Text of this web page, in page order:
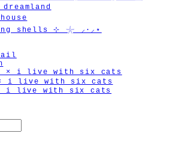
shells ⊹ 𓇼 ⸝·⸝⋆
× i live with six cats
× i live with six cats
i live with six cats